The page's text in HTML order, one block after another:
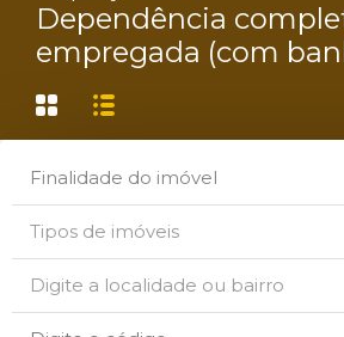
Dependência
empregada (com
Finalidade do imóvel
Tipos de imóveis
Digite a localidade ou bairro